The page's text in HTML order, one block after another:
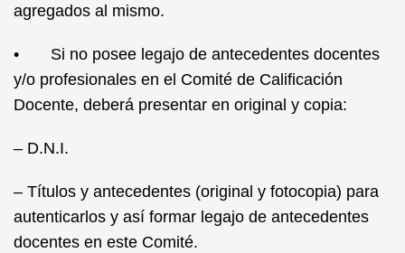
agregados al mismo.
• Si no posee legajo de antecedentes docentes
y/o profesionales en el Comité de Calificación
Docente, deberá presentar en original y copia:
– D.N.I.
– Títulos y antecedentes (original y fotocopia) para
autenticarlos y así formar legajo de antecedentes
docentes en este Comité.